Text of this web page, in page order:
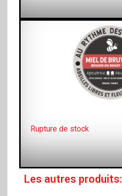
Rupture de stock
Les autres produits: